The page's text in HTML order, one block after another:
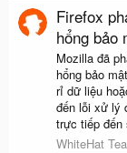
Firefox
hổng bảo
Mozilla đã
hổng bảo
rỉ dữ liệu
đến lỗi xử lý
trực tiếp đến
WhiteHat